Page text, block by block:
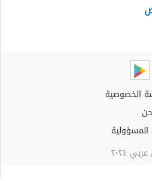
الخصوصية
المسؤولية
٢٠٢٤